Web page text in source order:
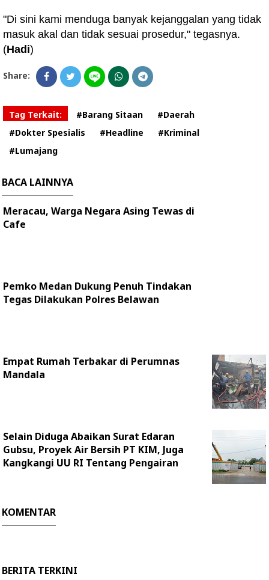
"Di sini kami menduga banyak kejanggalan yang tidak
masuk akal dan tidak sesuai prosedur," tegasnya.
(Hadi)
Share:
Tag Terkait: #Barang Sitaan
#Daerah
#Dokter Spesialis
#Headline
#Kriminal
#Lumajang
BACA LAINNYA
Meracau, Warga Negara Asing Tewas di
Cafe
Pemko Medan Dukung Penuh Tindakan
Tegas Dilakukan Polres Belawan
Empat Rumah Terbakar di Perumnas
Mandala
Selain Diduga Abaikan Surat Edaran
Gubsu, Proyek Air Bersih PT KIM, Juga
Kangkangi UU RI Tentang Pengairan
KOMENTAR
BERITA TERKINI